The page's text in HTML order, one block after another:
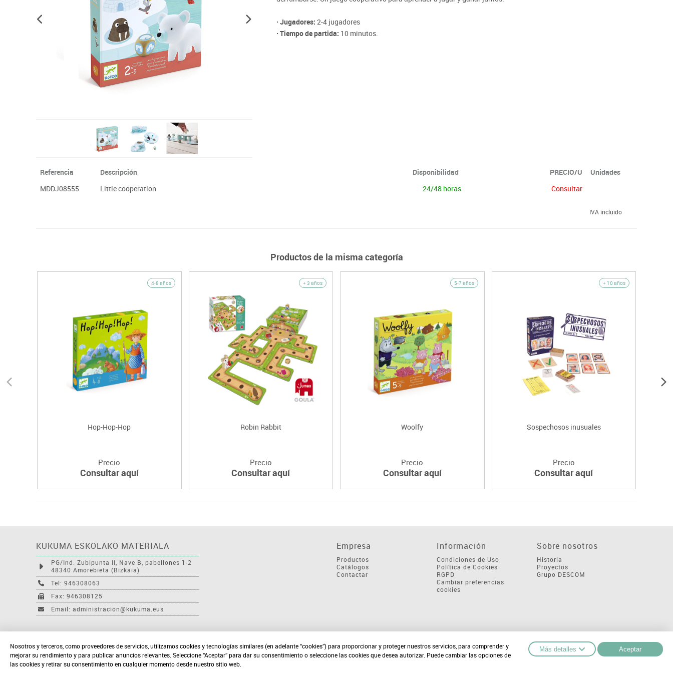
Plastifica, encuaderna, destruye
Papel y manipulados
· Jugadores: 2-4 jugadores
· Tiempo de partida: 10 minutos.
Referencia Descripción Disponibilidad PRECIO/U
Unidades
MDDJ08555
Little cooperation 24/48 horas Consultar
IVA incluido
Productos de la misma categoría
4-8 años
Hop-Hop-Hop
Precio
Consultar aquí
+ 3 años
Robin Rabbit
Precio
Consultar aquí
5-7 años
Woolfy
Precio
Consultar aquí
+ 10 años
Sospechosos inusuales
Precio
Consultar aquí
KUKUMA ESKOLAKO MATERIALA
PG/Ind. Zubipunta II, Nave B, pabellones 1-2
48340 Amorebieta (Bizkaia)
Tel: 946308063
Fax: 946308125
Email: administracion@kukuma.eus
Empresa
Productos
Catálogos
Contactar
Información
Condiciones de Uso
Política de Cookies
RGPD
Cambiar preferencias
cookies
Sobre nosotros
Historia
Proyectos
Grupo DESCOM
Nosotros y terceros, como proveedores de servicios, utilizamos cookies y tecnologías similares (en adelante “cookies”) para proporcionar y proteger nuestros servicios, para comprender y
mejorar su rendimiento y para publicar anuncios relevantes. Seleccione “Aceptar” para dar su consentimiento o seleccione las cookies que desea autorizar. Puede cambiar las opciones de
las cookies y retirar su consentimiento en cualquier momento desde nuestro sitio web.
Más detalles Aceptar